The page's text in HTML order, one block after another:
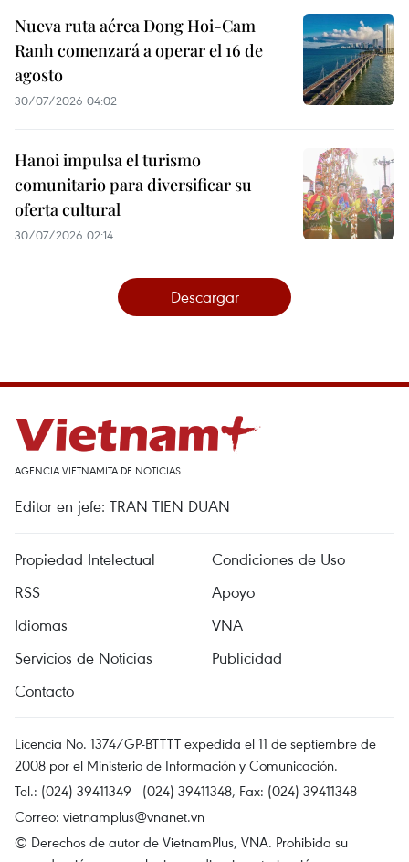
Nueva ruta aérea Dong Hoi-Cam
Ranh comenzará a operar el 16 de
agosto
30/07/2026 04:02
Hanoi impulsa el turismo
comunitario para diversificar su
oferta cultural
30/07/2026 02:14
Descargar
AGENCIA VIETNAMITA DE NOTICIAS
Editor en jefe: TRAN TIEN DUAN
Propiedad Intelectual
Condiciones de Uso
RSS
Apoyo
Idiomas
VNA
Servicios de Noticias
Publicidad
Contacto
Licencia No. 1374/GP-BTTTT expedida el 11 de septiembre de
2008 por el Ministerio de Información y Comunicación.
Tel.: (024) 39411349 - (024) 39411348, Fax: (024) 39411348
Correo: vietnamplus@vnanet.vn
© Derechos de autor de VietnamPlus, VNA. Prohibida su